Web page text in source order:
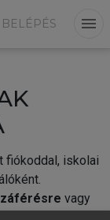
BELÉPÉS menu
fiókoddal, iskolai
vagy